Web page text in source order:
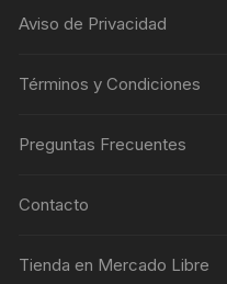
Aviso de Privacidad
Términos y Condiciones
Preguntas Frecuentes
Contacto
Tienda en Mercado Libre